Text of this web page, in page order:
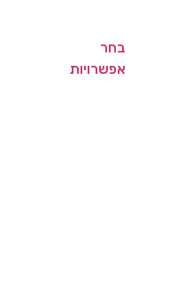
בחר
אפשרויות